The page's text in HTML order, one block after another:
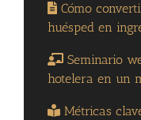
Cómo
huésped en
Seminario
hotelera en un
Métricas